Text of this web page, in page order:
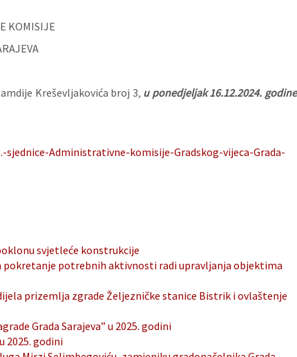
KOMISIJE
Kreševljakovića broj 3,u ponedjeljak 16.12.2024. godine
Administrativne-komisije-Gradskog-vijeca-Grada-
svjetleće konstrukcije
pokretanje potrebnih aktivnosti radi upravljanja objektima
prizemlja zgrade Željezničke stanice Bistrik i ovlaštenje
Grada Sarajeva” u 2025. godini
2025. godini